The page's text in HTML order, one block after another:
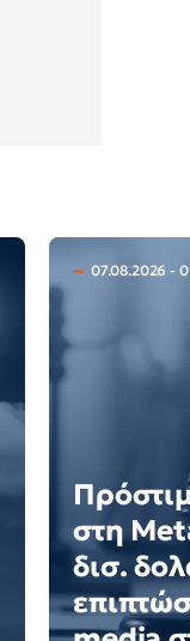
07.08.2026 -
στη
δισ.